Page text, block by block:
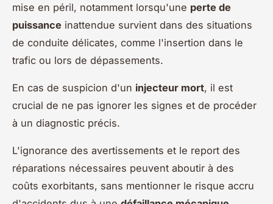
mise en péril, notamment lorsqu'une perte de
puissance inattendue survient dans des situations
de conduite délicates, comme l'insertion dans le
trafic ou lors de dépassements.
En cas de suspicion d'un injecteur mort, il est
crucial de ne pas ignorer les signes et de procéder
à un diagnostic précis.
L'ignorance des avertissements et le report des
réparations nécessaires peuvent aboutir à des
coûts exorbitants, sans mentionner le risque accru